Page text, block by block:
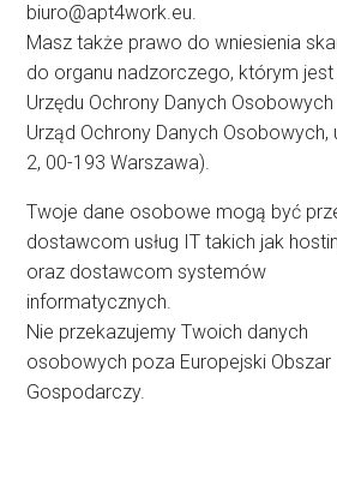
biuro@apt4work.eu.
Masz także prawo do wniesienia
do organu nadzorczego, którym jest
Urzędu Ochrony Danych
Urząd Ochrony Danych Osobowych,
2, 00-193 Warszawa).
Twoje dane osobowe mogą być
dostawcom usług IT takich jak
oraz dostawcom systemów
informatycznych.
Nie przekazujemy Twoich danych
osobowych poza Europejski Obszar
Gospodarczy.